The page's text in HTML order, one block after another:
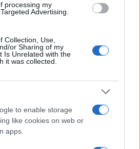
processing my
Advertising.
Collection, Use,
or Sharing of my
Is Unrelated with the
it was collected.
to enable storage
like cookies on web or
apps.
εδώ
50 /50
2000 /2000
σχολίου